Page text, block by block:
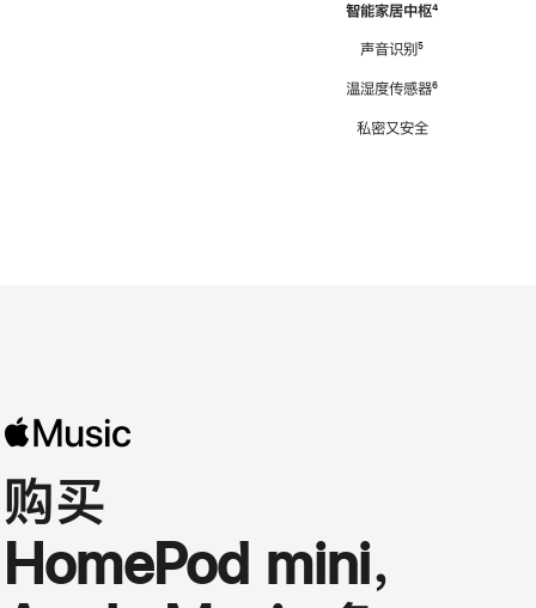
智能家居中枢脚
⁴
声音识别脚
⁵
温湿度传感器脚
⁶
私密又安全
购买
HomePod mini，